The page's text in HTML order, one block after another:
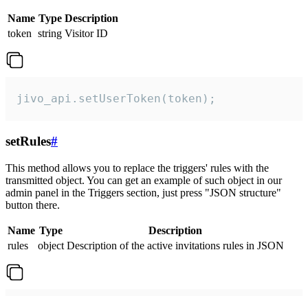
Name Type Description
token string Visitor ID
jivo_api.setUserToken(token);
setRules#
This method allows you to replace the triggers' rules with the
transmitted object. You can get an example of such object in our
admin panel in the Triggers section, just press "JSON structure"
button there.
Name Type
Description
rules
object Description of the active invitations rules in JSON